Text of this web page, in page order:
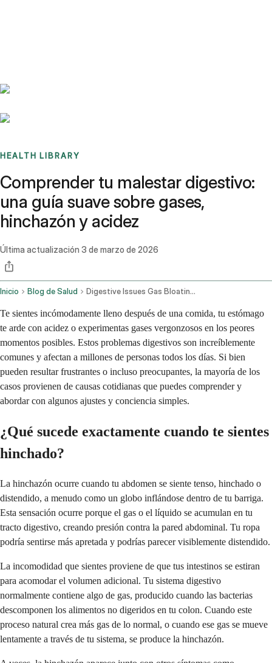
HEALTH LIBRARY
Comprender tu malestar digestivo:
una guía suave sobre gases,
hinchazón y acidez
Última actualización 3 de marzo de 2026
Inicio Blog de Salud Digestive Issues Gas Bloating Acidity And Potential Causes
Te sientes incómodamente lleno después de una comida, tu estómago
te arde con acidez o experimentas gases vergonzosos en los peores
momentos posibles. Estos problemas digestivos son increíblemente
comunes y afectan a millones de personas todos los días. Si bien
pueden resultar frustrantes o incluso preocupantes, la mayoría de los
casos provienen de causas cotidianas que puedes comprender y
abordar con algunos ajustes y conciencia simples.
¿Qué sucede exactamente cuando te sientes
hinchado?
La hinchazón ocurre cuando tu abdomen se siente tenso, hinchado o
distendido, a menudo como un globo inflándose dentro de tu barriga.
Esta sensación ocurre porque el gas o el líquido se acumulan en tu
tracto digestivo, creando presión contra la pared abdominal. Tu ropa
podría sentirse más apretada y podrías parecer visiblemente distendido.
La incomodidad que sientes proviene de que tus intestinos se estiran
para acomodar el volumen adicional. Tu sistema digestivo
normalmente contiene algo de gas, producido cuando las bacterias
descomponen los alimentos no digeridos en tu colon. Cuando este
proceso natural crea más gas de lo normal, o cuando ese gas se mueve
lentamente a través de tu sistema, se produce la hinchazón.